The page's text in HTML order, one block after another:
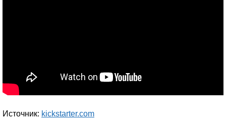
Источник: kickstarter.com